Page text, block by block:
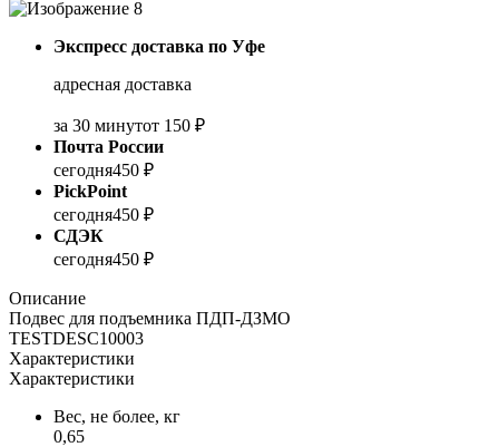
Экспресс доставка по Уфе
адресная доставка
за 30 минутот 150 ₽
Почта России
сегодня450 ₽
PickPoint
сегодня450 ₽
СДЭК
сегодня450 ₽
Описание
Подвес для подъемника ПДП-ДЗМО
TESTDESC10003
Характеристики
Характеристики
Вес, не более, кг
0,65